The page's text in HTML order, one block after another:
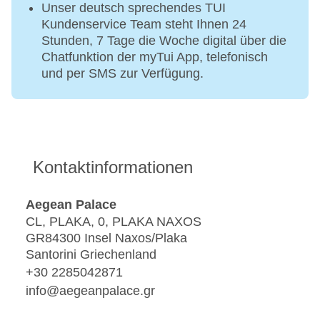
Unser deutsch sprechendes TUI
Kundenservice Team steht Ihnen 24
Stunden, 7 Tage die Woche digital über die
Chatfunktion der myTui App, telefonisch
und per SMS zur Verfügung.
Kontaktinformationen
Aegean Palace
CL, PLAKA, 0, PLAKA NAXOS
GR84300 Insel Naxos/Plaka
Santorini Griechenland
+30 2285042871
info@aegeanpalace.gr